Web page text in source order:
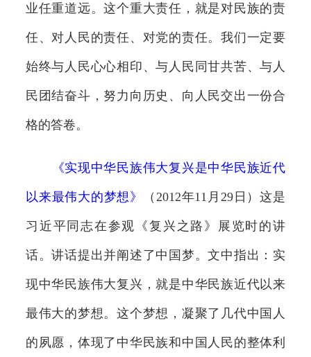
业任重道远。这个重大责任，就是对民族的责
任、对人民的责任、对党的责任。我们一定要
始终与人民心心相印、与人民同甘共苦、与人
民团结奋斗，努力向历史、向人民交出一份合
格的答卷。
《实现中华民族伟大复兴是中华民族近代
以来最伟大的梦想 》 （2012年11月29日）这是
习近平同志在参观《复兴之路》展览时的讲
话。讲话提出并阐述了中国梦。文中指出：实
现中华民族伟大复兴，就是中华民族近代以来
最伟大的梦想。这个梦想，凝聚了几代中国人
的夙愿，体现了中华民族和中国人民的整体利